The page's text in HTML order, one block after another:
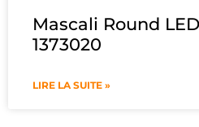
Mascali Round
1373020
LIRE LA SUITE »